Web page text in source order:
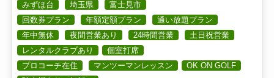
みずほ台 埼玉県
富士見市
回数券プラン
年額定額プラン
通い放題プラン
年中無休
夜間営業あり 24時間営業
土日祝営業
レンタルクラブあり
個室打席
プロコーチ在住
マンツーマンレッスン
OK ON GOLF